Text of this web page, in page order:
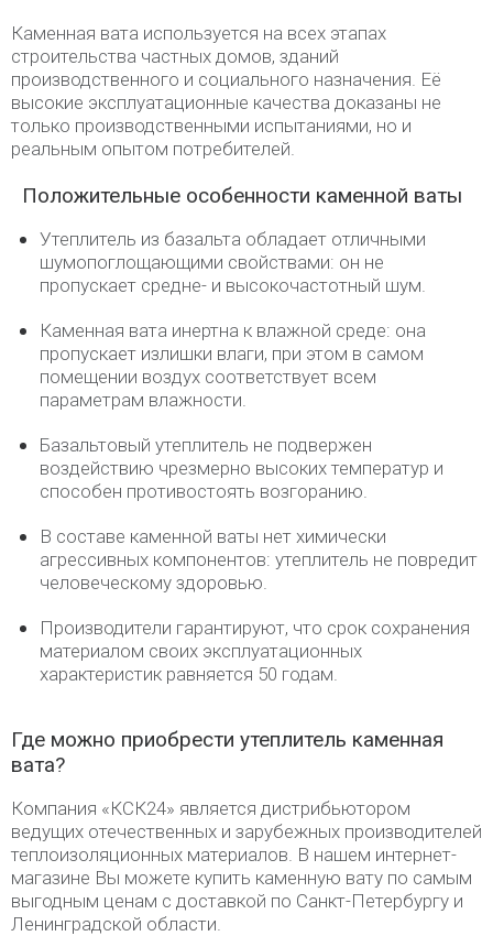
Каменная вата используется на всех этапах
строительства частных домов, зданий
производственного и социального назначения. Её
высокие эксплуатационные качества доказаны не
только производственными испытаниями, но и
реальным опытом потребителей.
Положительные особенности каменной ваты
Утеплитель из базальта обладает отличными
шумопоглощающими свойствами: он не
пропускает средне- и высокочастотный шум.
Каменная вата инертна к влажной среде: она
пропускает излишки влаги, при этом в самом
помещении воздух соответствует всем
параметрам влажности.
Базальтовый утеплитель не подвержен
воздействию чрезмерно высоких температур и
способен противостоять возгоранию.
В составе каменной ваты нет химически
агрессивных компонентов: утеплитель не повредит
человеческому здоровью.
Производители гарантируют, что срок сохранения
материалом своих эксплуатационных
характеристик равняется 50 годам.
Где можно приобрести утеплитель каменная
вата?
Компания «КСК24» является дистрибьютором
ведущих отечественных и зарубежных производителей
теплоизоляционных материалов. В нашем интернет-
магазине Вы можете купить каменную вату по самым
выгодным ценам с доставкой по Санкт-Петербургу и
Ленинградской области.